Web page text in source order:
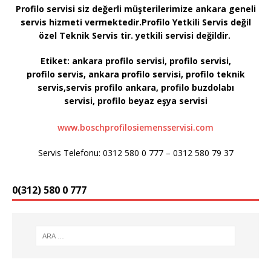
Profilo servisi siz değerli müşterilerimize ankara geneli
servis hizmeti vermektedir.Profilo Yetkili Servis değil
özel Teknik Servis tir. yetkili servisi değildir.
Etiket: ankara profilo servisi, profilo servisi,
profilo servis, ankara profilo servisi, profilo teknik
servis,servis profilo ankara, profilo buzdolabı
servisi, profilo beyaz eşya servisi
www.boschprofilosiemensservisi.com
Servis Telefonu: 0312 580 0 777 – 0312 580 79 37
0(312) 580 0 777